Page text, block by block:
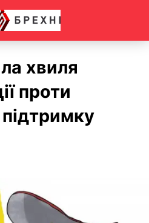
хвиля
проти
підтримку